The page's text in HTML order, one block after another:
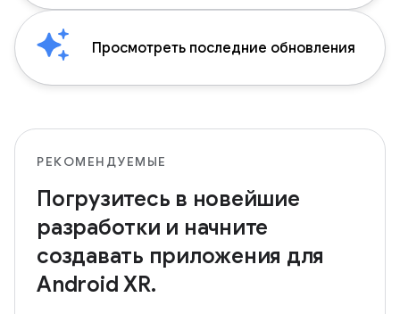
Просмотреть последние обновления
РЕКОМЕНДУЕМЫЕ
Погрузитесь в новейшие
разработки и начните
создавать приложения для
Android XR.